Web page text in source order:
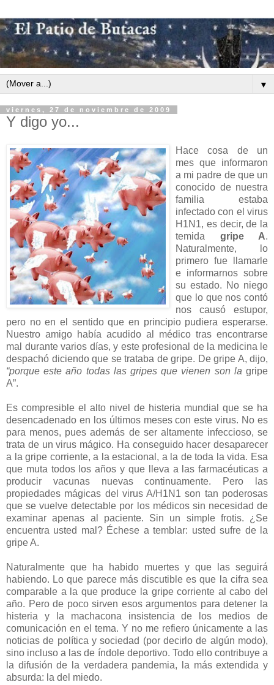
▼
viernes, 27 de noviembre de 2009
Y digo yo...
Hace cosa de un
mes que informaron
a mi padre de que un
conocido de nuestra
familia estaba
infectado con el virus
H1N1, es decir, de la
temida gripe A.
Naturalmente, lo
primero fue llamarle
e informarnos sobre
su estado. No niego
que lo que nos contó
nos causó estupor,
pero no en el sentido que en principio pudiera esperarse.
Nuestro amigo había acudido al médico tras encontrarse
mal durante varios días, y este profesional de la medicina le
despachó diciendo que se trataba de gripe. De gripe A, dijo,
“porque este año todas las gripes que vienen son la gripe
A”.
Es compresible el alto nivel de histeria mundial que se ha
desencadenado en los últimos meses con este virus. No es
para menos, pues además de ser altamente infeccioso, se
trata de un virus mágico. Ha conseguido hacer desaparecer
a la gripe corriente, a la estacional, a la de toda la vida. Esa
que muta todos los años y que lleva a las farmacéuticas a
producir vacunas nuevas continuamente. Pero las
propiedades mágicas del virus A/H1N1 son tan poderosas
que se vuelve detectable por los médicos sin necesidad de
examinar apenas al paciente. Sin un simple frotis. ¿Se
encuentra usted mal? Échese a temblar: usted sufre de la
gripe A.
Naturalmente que ha habido muertes y que las seguirá
habiendo. Lo que parece más discutible es que la cifra sea
comparable a la que produce la gripe corriente al cabo del
año. Pero de poco sirven esos argumentos para detener la
histeria y la machacona insistencia de los medios de
comunicación en el tema. Y no me refiero únicamente a las
noticias de política y sociedad (por decirlo de algún modo),
sino incluso a las de índole deportivo. Todo ello contribuye a
la difusión de la verdadera pandemia, la más extendida y
absurda: la del miedo.